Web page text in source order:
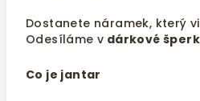
Dostanete náramek, který
Odesíláme v dárkové
Co je jantar